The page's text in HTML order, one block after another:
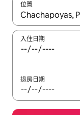
位置
如有搜尋結果，瀏
入住日期
退房日期